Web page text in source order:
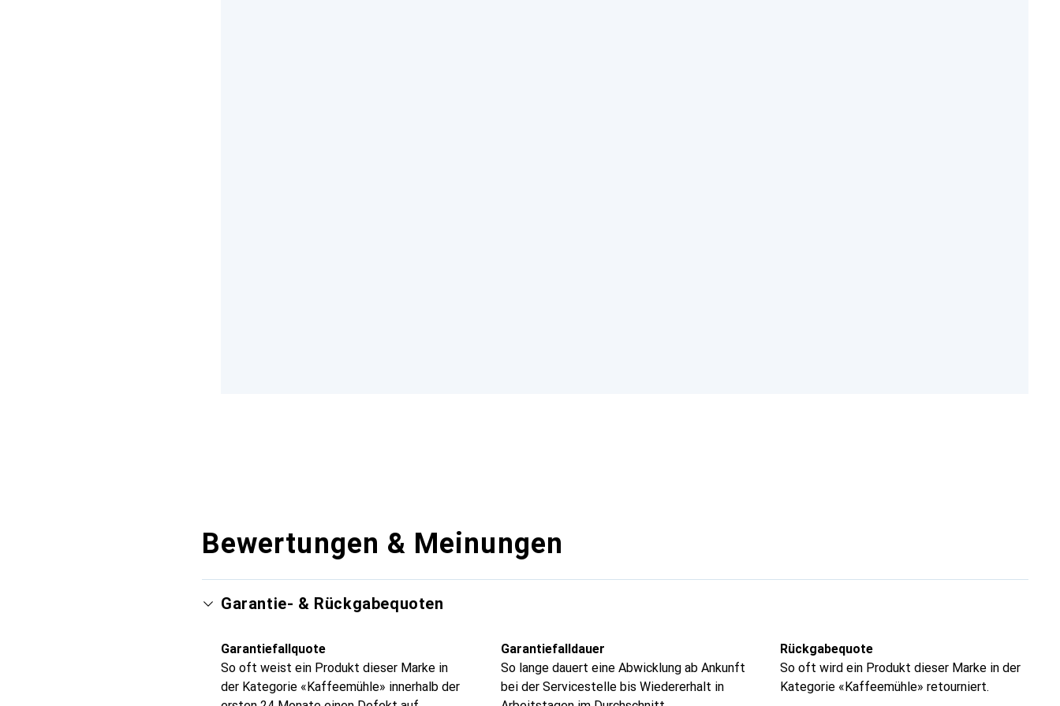
Bewertungen & Meinungen
Garantie- & Rückgabequoten
Garantiefallquote
So oft weist ein Produkt dieser Marke in
der Kategorie «Kaffeemühle» innerhalb der
Garantiefalldauer
So lange dauert eine Abwicklung ab Ankunft
bei der Servicestelle bis Wiedererhalt in
Rückgabequote
So oft wird ein Produkt dieser Marke in der
Kategorie «Kaffeemühle» retourniert.